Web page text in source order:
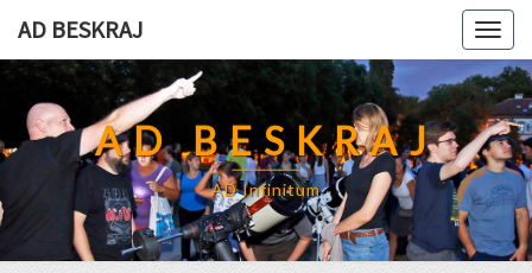
content
AD BESKRAJ
AD BESKRAJ
AD Infinitum